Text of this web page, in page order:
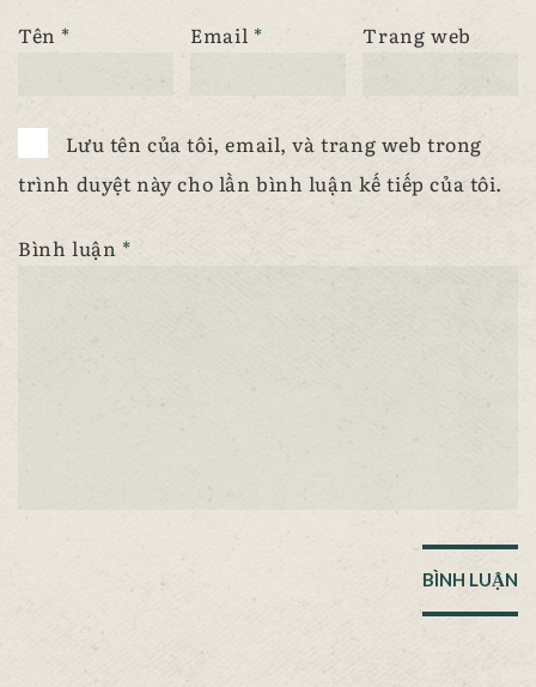
Tên * Email * Trang web
Lưu tên của tôi, email, và trang web trong
trình duyệt này cho lần bình luận kế tiếp của tôi.
Bình luận *